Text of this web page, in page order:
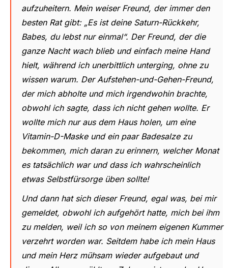
aufzuheitern. Mein weiser Freund, der immer den
besten Rat gibt: „Es ist deine Saturn-Rückkehr,
Babes, du lebst nur einmal“. Der Freund, der die
ganze Nacht wach blieb und einfach meine Hand
hielt, während ich unerbittlich unterging, ohne zu
wissen warum. Der Aufstehen-und-Gehen-Freund,
der mich abholte und mich irgendwohin brachte,
obwohl ich sagte, dass ich nicht gehen wollte. Er
wollte mich nur aus dem Haus holen, um eine
Vitamin-D-Maske und ein paar Badesalze zu
bekommen, mich daran zu erinnern, welcher Monat
es tatsächlich war und dass ich wahrscheinlich
etwas Selbstfürsorge üben sollte!
Und dann hat sich dieser Freund, egal was, bei mir
gemeldet, obwohl ich aufgehört hatte, mich bei ihm
zu melden, weil ich so von meinem eigenen Kummer
verzehrt worden war. Seitdem habe ich mein Haus
und mein Herz mühsam wieder aufgebaut und